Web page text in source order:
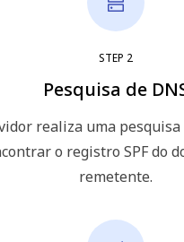
STEP 2
Pesquisa de
realiza uma pesquisa
o registro SPF do
remetente.